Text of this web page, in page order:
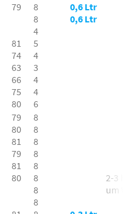
79
81
74
63
66
75
80
8
8
4
5
4
3
4
4
6
0,6 Ltr
0,6 Ltr
79
80
81
79
81
80
8
8
8
8
8
8
8
8
2-3 bft
um W